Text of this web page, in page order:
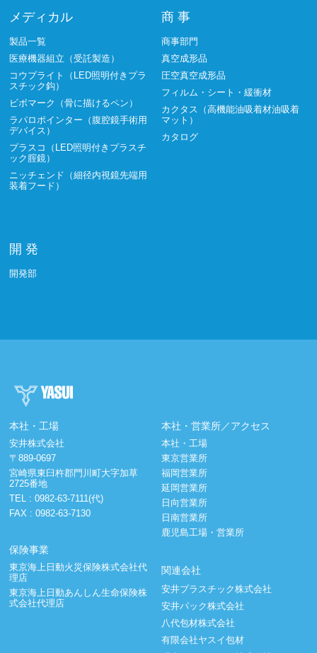
メディカル
製品一覧
医療機器組立（受託製造）
コウプライト（LED照明付きプラ
スチック鈎）
ビボマーク（骨に描けるペン）
ラパロポインター（腹腔鏡手術用
デバイス）
プラスコ（LED照明付きプラスチ
ック腟鏡）
ニッチェンド（細径内視鏡先端用
装着フード）
商 事
商事部門
真空成形品
圧空真空成形品
フィルム・シート・緩衝材
カクタス（高機能油吸着材油吸着
マット）
カタログ
開 発
開発部
本社・工場
安井株式会社
〒889-0697
宮崎県東臼杵郡門川町大字加草
2725番地
TEL :0982-63-7111(代)
FAX : 0982-63-7130
保険事業
東京海上日動火災保険株式会社代
理店
東京海上日動あんしん生命保険株
式会社代理店
本社・営業所／アクセス
本社・工場
東京営業所
福岡営業所
延岡営業所
日向営業所
日南営業所
鹿児島工場・営業所
関連会社
安井プラスチック株式会社
安井パック株式会社
八代包材株式会社
有限会社ヤスイ包材